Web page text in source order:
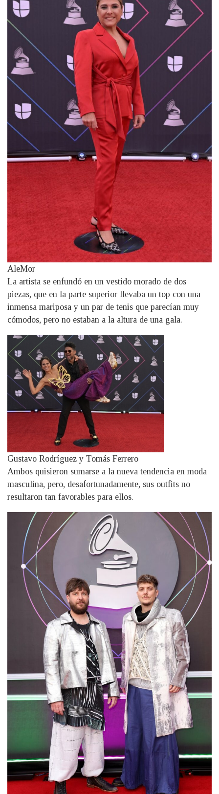
AleMor
La artista se enfundó en un vestido morado de dos
piezas, que en la parte superior llevaba un top con una
inmensa mariposa y un par de tenis que parecían muy
cómodos, pero no estaban a la altura de una gala.
Gustavo Rodríguez y Tomás Ferrero
Ambos quisieron sumarse a la nueva tendencia en moda
masculina, pero, desafortunadamente, sus outfits no
resultaron tan favorables para ellos.